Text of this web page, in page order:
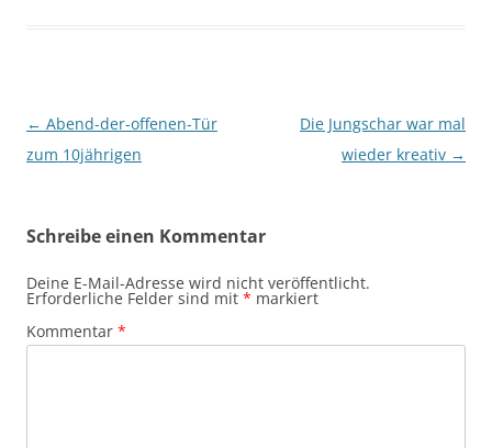
Beitragsnavigation
← Abend-der-offenen-Tür
zum 10jährigen
Die Jungschar war mal
wieder kreativ →
Schreibe einen Kommentar
Deine E-Mail-Adresse wird nicht veröffentlicht.
Erforderliche Felder sind mit * markiert
Kommentar *